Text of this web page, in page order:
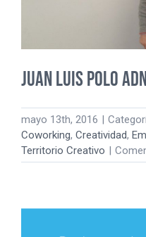
Juan Luis Polo
mayo 13th, 2016 |
Coworking, Creatividad,
Territorio Creativo |